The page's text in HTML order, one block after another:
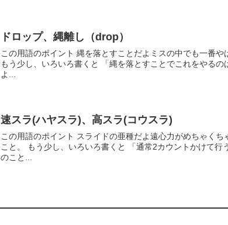
ドロップ、縄離し（drop）
この用語のポイント 縄を落とすことだよミスの中でも一番
もう少し、いろいろ書くと 「縄を落とすことでこれをやる
よ...
速スラ(ハヤスラ)、高スラ(コウスラ)
この用語のポイント スライドの亜種だよ遠心力がめちゃく
こと。 もう少し、いろいろ書くと 「通常2カウントかけて行
のこと...